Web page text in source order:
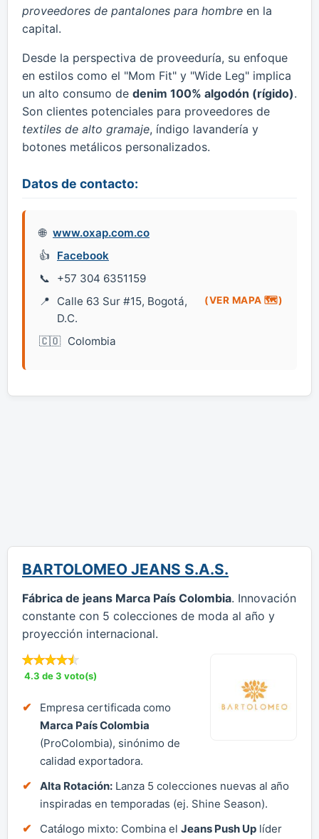
proveedores de pantalones para hombre en la
capital.
Desde la perspectiva de proveeduría, su enfoque
en estilos como el "Mom Fit" y "Wide Leg" implica
un alto consumo de denim 100% algodón (rígido).
Son clientes potenciales para proveedores de
textiles de alto gramaje, índigo lavandería y
botones metálicos personalizados.
Datos de contacto:
www.oxap.com.co
Facebook
+57 304 6351159
Calle 63 Sur #15, Bogotá,
D.C.
(VER MAPA 🗺️)
Colombia
BARTOLOMEO JEANS S.A.S.
Fábrica de jeans Marca País Colombia. Innovación
constante con 5 colecciones de moda al año y
proyección internacional.
4.3 de 3 voto(s)
Empresa certificada como
Marca País Colombia
(ProColombia), sinónimo de
calidad exportadora.
Alta Rotación: Lanza 5 colecciones nuevas al año
inspiradas en temporadas (ej. Shine Season).
Catálogo mixto: Combina el Jeans Push Up líder